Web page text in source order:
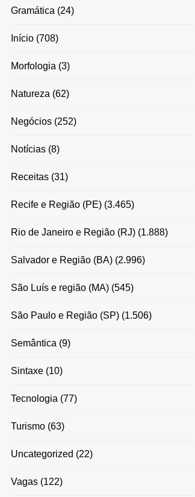
Gramática (24)
Início(708)
Morfologia (3)
Natureza (62)
Negócios(252)
Notícias(8)
Receitas(31)
Recife e Região (PE)(3.465)
Rio de Janeiro e Região (RJ)(1.888)
Salvador e Região (BA)(2.996)
São Luís e região (MA)(545)
São Paulo e Região (SP)(1.506)
Semântica (9)
Sintaxe(10)
Tecnologia (77)
Turismo(63)
Uncategorized (22)
Vagas(122)